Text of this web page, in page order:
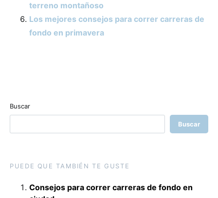
terreno montañoso
Los mejores consejos para correr carreras de
fondo en primavera
Buscar
Buscar
PUEDE QUE TAMBIÉN TE GUSTE
Consejos para correr carreras de fondo en